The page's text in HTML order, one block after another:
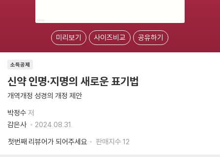
미리보기 사이즈비교 공유하기
소득공제
신약 인명·지명의 새로운 표기법
개역개정 성경의 개정 제안
박정수 저
감은사
2024.08.31.
첫번째 리뷰어가 되어주세요
판매지수 12